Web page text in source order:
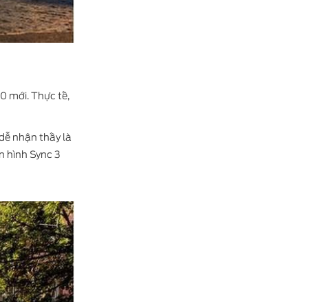
mới. Thực tế,
nhận thấy là
hình Sync 3